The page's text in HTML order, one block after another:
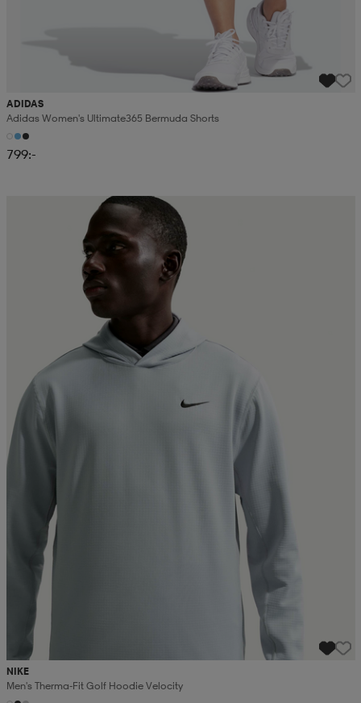
ADIDAS
Adidas Women's Ultimate365 Bermuda Shorts
799:-
NIKE
Men's Therma-Fit Golf Hoodie Velocity